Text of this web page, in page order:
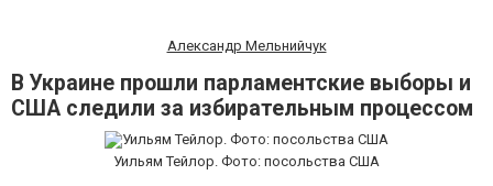
Александр Мельнийчук
В Украине прошли парламентские выборы и
США следили за избирательным процессом
Уильям Тейлор. Фото: посольства США